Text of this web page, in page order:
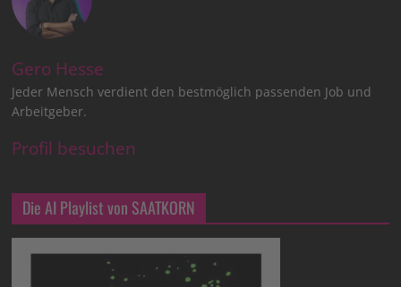
Gero Hesse
Jeder Mensch verdient den bestmöglich passenden Job und
Arbeitgeber.
Profil besuchen
Die AI Playlist von SAATKORN